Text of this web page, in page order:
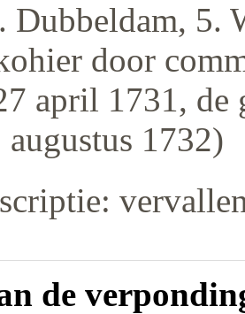
Dubbeldam, 5.
door
april 1731, de
1732)
de